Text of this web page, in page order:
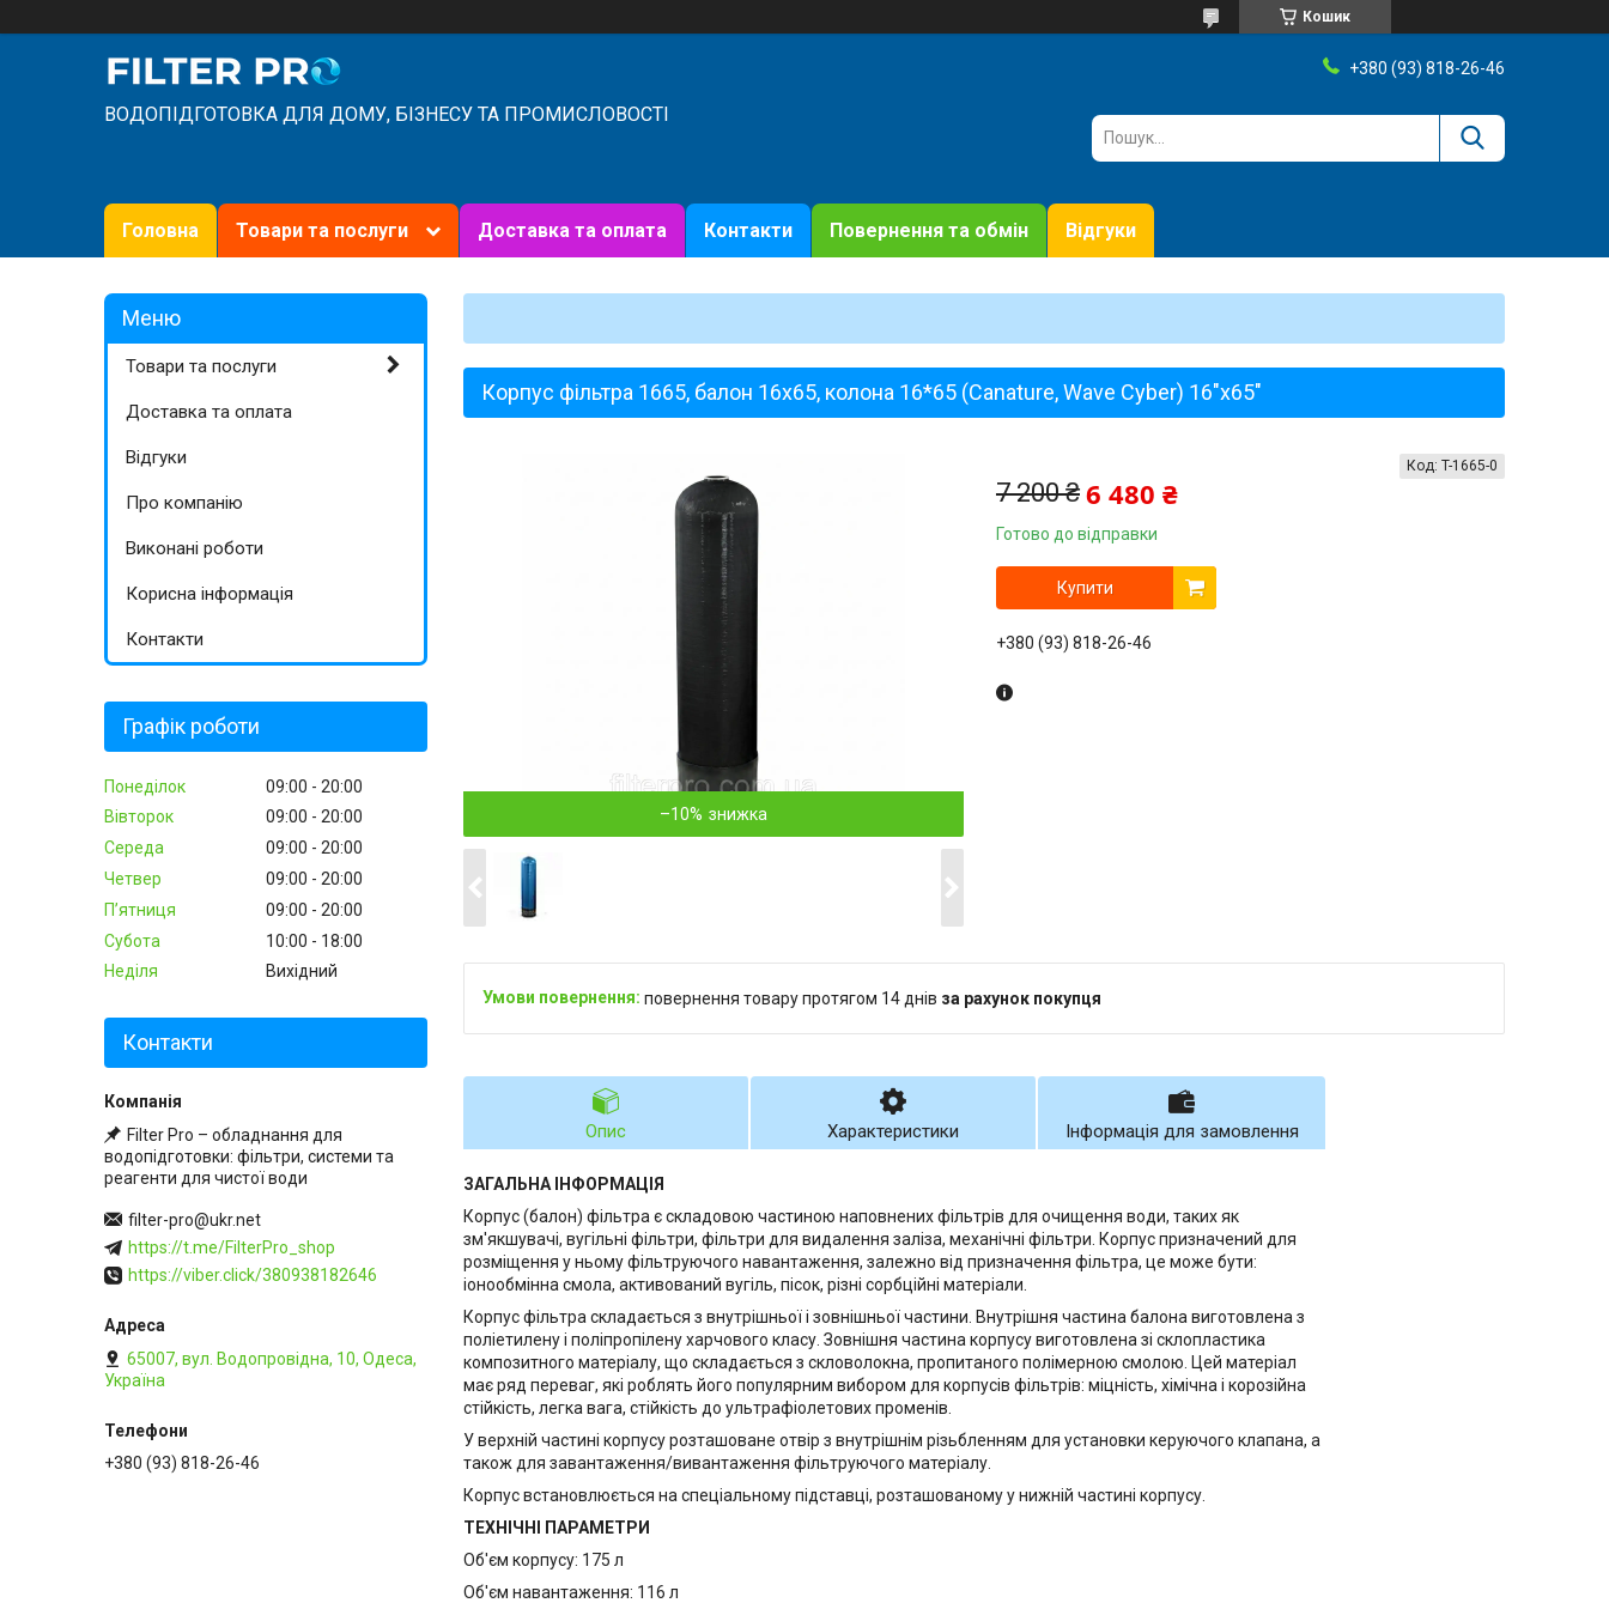
Кошик
ВОДОПІДГОТОВКА ДЛЯ ДОМУ, БІЗНЕСУ ТА ПРОМИСЛОВОСТІ
+380 (93) 818-26-46
Головна Товари та послуги Доставка та оплата Контакти Повернення та обмін Відгуки
Корпус фільтра 1665, балон 16х65, колона 16*65 (Canature, Wave Cyber) 16"х65"
–10%
7 200 ₴ 6 480 ₴
Готово до відправки
Код: T-1665-0
Купити
+380 (93) 818-26-46
повернення товару протягом 14 днів за рахунок покупця
Опис Характеристики Інформація для замовлення
ЗАГАЛЬНА ІНФОРМАЦІЯ
Корпус (балон) фільтра є складовою частиною наповнених фільтрів для очищення води, таких як
зм'якшувачі, вугільні фільтри, фільтри для видалення заліза, механічні фільтри. Корпус призначений для
розміщення у ньому фільтруючого навантаження, залежно від призначення фільтра, це може бути:
іонообмінна смола, активований вугіль, пісок, різні сорбційні матеріали.
Корпус фільтра складається з внутрішньої і зовнішньої частини. Внутрішня частина балона виготовлена з
поліетилену і поліпропілену харчового класу. Зовнішня частина корпусу виготовлена зі склопластика
композитного матеріалу, що складається з скловолокна, пропитаного полімерною смолою. Цей матеріал
має ряд переваг, які роблять його популярним вибором для корпусів фільтрів: міцність, хімічна і корозійна
стійкість, легка вага, стійкість до ультрафіолетових променів.
У верхній частині корпусу розташоване отвір з внутрішнім різьбленням для установки керуючого клапана, а
також для завантаження/вивантаження фільтруючого матеріалу.
Корпус встановлюється на спеціальному підставці, розташованому у нижній частині корпусу.
ТЕХНІЧНІ ПАРАМЕТРИ
Об'єм корпусу: 175 л
Об'єм навантаження: 116 л
Товари та послуги
Доставка та оплата
Відгуки
Про компанію
Виконані роботи
Корисна інформація
Контакти
Графік роботи
Понеділок 09:00
20:00
Вівторок
09:00
20:00
Середа
09:00
20:00
Четвер
09:00
20:00
Пʼятниця
09:00
20:00
Субота
10:00
18:00
Неділя
Вихідний
Контакти
Filter Pro – обладнання для
водопідготовки: фільтри, системи та
реагенти для чистої води
filter-pro@ukr.net
https://t.me/FilterPro_shop
https://viber.click/380938182646
65007, вул. Водопровідна, 10, Одеса,
Україна
+380 (93) 818-26-46